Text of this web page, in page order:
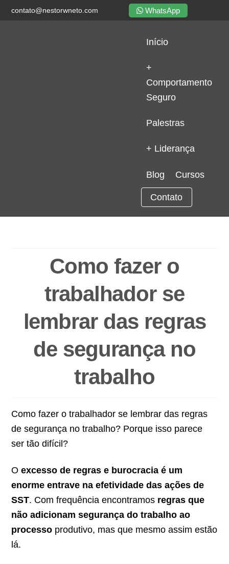
contato@nestorwneto.com WhatsApp
Início
+
Comportamento
Seguro
Palestras
+ Liderança
Blog Cursos
Contato
Como fazer o
trabalhador se
lembrar das regras
de segurança no
trabalho
Como fazer o trabalhador se lembrar das regras
de segurança no trabalho? Porque isso parece
ser tão difícil?
Oexcesso de regras e burocracia é um
enorme entrave na efetividade das ações de
SST. Com frequência encontramos regras que
não adicionam segurança do trabalho ao
processo produtivo, mas que mesmo assim estão
lá.